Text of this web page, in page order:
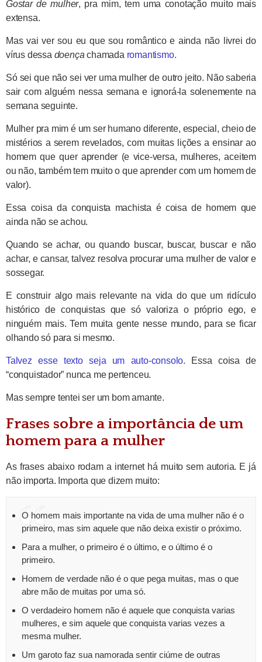
Gostar de mulher, pra mim, tem uma conotação muito mais
extensa.
Mas vai ver sou eu que sou romântico e ainda não livrei do
vírus dessa doença chamada romantismo.
Só sei que não sei ver uma mulher de outro jeito. Não saberia
sair com alguém nessa semana e ignorá-la solenemente na
semana seguinte.
Mulher pra mim é um ser humano diferente, especial, cheio de
mistérios a serem revelados, com muitas lições a ensinar ao
homem que quer aprender (e vice-versa, mulheres, aceitem
ou não, também tem muito o que aprender com um homem de
valor).
Essa coisa da conquista machista é coisa de homem que
ainda não se achou.
Quando se achar, ou quando buscar, buscar, buscar e não
achar, e cansar, talvez resolva procurar uma mulher de valor e
sossegar.
E construir algo mais relevante na vida do que um ridículo
histórico de conquistas que só valoriza o próprio ego, e
ninguém mais. Tem muita gente nesse mundo, para se ficar
olhando só para si mesmo.
Talvez esse texto seja um auto-consolo. Essa coisa de
“conquistador” nunca me pertenceu.
Mas sempre tentei ser um bom amante.
Frases sobre a importância de um
homem para a mulher
As frases abaixo rodam a internet há muito sem autoria. E já
não importa. Importa que dizem muito:
O homem mais importante na vida de uma mulher não é o
primeiro, mas sim aquele que não deixa existir o próximo.
Para a mulher, o primeiro é o último, e o último é o
primeiro.
Homem de verdade não é o que pega muitas, mas o que
abre mão de muitas por uma só.
O verdadeiro homem não é aquele que conquista varias
mulheres, e sim aquele que conquista varias vezes a
mesma mulher.
Um garoto faz sua namorada sentir ciúme de outras